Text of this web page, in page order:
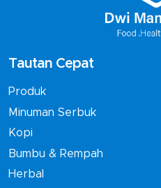
Tautan Cepat
Produk
Minuman Serbuk
Kopi
Bumbu & Rempah
Herbal